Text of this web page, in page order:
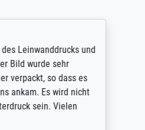
Leinwanddrucks und
Bild wurde sehr
verpackt, so dass es
ankam. Es wird nicht
sein. Vielen